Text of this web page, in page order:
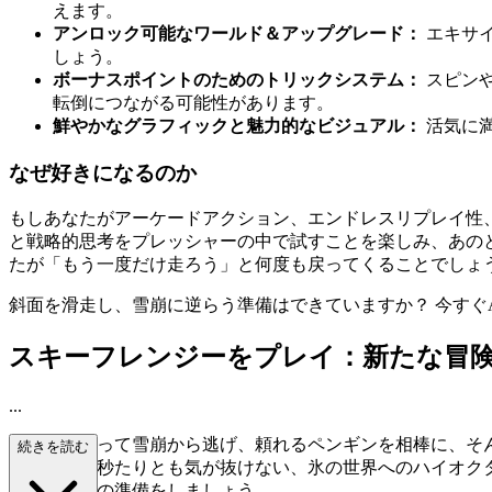
えます。
アンロック可能なワールド＆アップグレード：
エキサ
しょう。
ボーナスポイントのためのトリックシステム：
スピン
転倒につながる可能性があります。
鮮やかなグラフィックと魅力的なビジュアル： 活気に
なぜ好きになるのか
もしあなたがアーケードアクション、エンドレスリプレイ
と戦略的思考をプレッシャーの中で試すことを楽しみ、あ
たが「もう一度だけ走ろう」と何度も戻ってくることでしょ
斜面を滑走し、雪崩に逆らう準備はできていますか？ 今す
スキーフレンジーをプレイ：新たな冒
...
スキーに乗って雪崩から逃げ、頼れるペンギンを相棒に、
となり、一秒たりとも気が抜けない、氷の世界へのハイオ
続きを読む